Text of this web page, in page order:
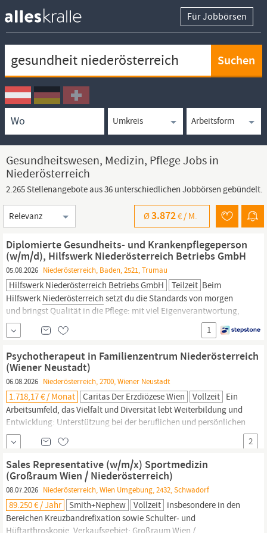
Für Jobbörsen
Ortssuche
Umkreissuche
Arbeitsform
Gesundheitswesen, Medizin, Pflege Jobs in
Niederösterreich
2.265 Stellenangebote aus 36 unterschiedlichen Jobbörsen gebündelt.
Sortierung
Ø3.872€ / M.
Diplomierte Gesundheits- und Krankenpflegeperson
(w/m/d), Hilfswerk Niederösterreich Betriebs GmbH
05.08.2026 Niederösterreich, Baden, 2521, Trumau
Hilfswerk Niederösterreich Betriebs GmbH Teilzeit Beim
Hilfswerk Niederösterreich setzt du die Standards von morgen
und bringst Qualität in die Pflege: mit viel Eigenverantwortung,
deinem Fachwissen und wertvollem Austausch. Wir sind die Nr. 1
in der Pflege zu Hause! Werde auch du Teil unseres Teams! In
DiplomierteGesundheits- ...
1
Psychotherapeut in Familienzentrum Niederösterreich
(Wiener Neustadt)
06.08.2026 Niederösterreich, 2700, Wiener Neustadt
1.718,17 € / Monat Caritas Der Erzdiözese Wien Vollzeit Ein
Arbeitsumfeld, das Vielfalt und Diversität lebt Weiterbildung und
Entwicklung: Unterstützung bei der beruflichen und persönlichen
Weiterentwicklung
Gesundheitsfördernde
private und berufliche Herausforderungen Vergünstigungen und
Gutscheine: Ermäßigungen in Shops,...
2
Sales Representative (w/m/x) Sportmedizin
(Großraum Wien / Niederösterreich)
08.07.2026 Niederösterreich, Wien Umgebung, 2432, Schwadorf
89.250 € / Jahr Smith+Nephew Vollzeit insbesondere in den
Bereichen Kreuzbandrefixation sowie Schulter‑ und
Hüftarthroskopie. Verkaufsgebiet: Großraum Wien /